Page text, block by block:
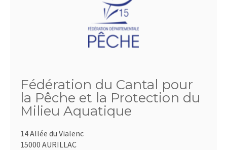
Fédération du Cantal pour
la Pêche et la Protection du
Milieu Aquatique
14 Allée du Vialenc
15000 AURILLAC